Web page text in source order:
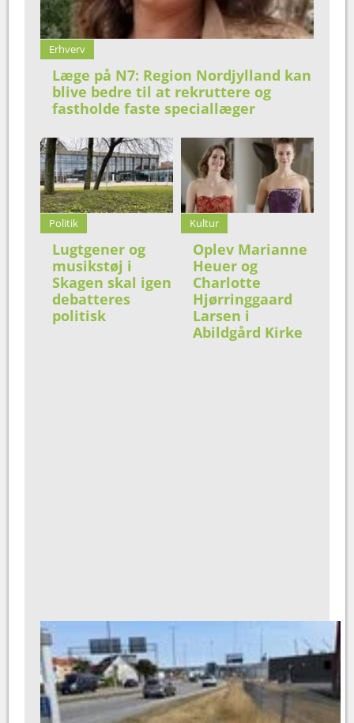
Erhverv
Læge på N7: Region Nordjylland kan
blive bedre til at rekruttere og
fastholde faste speciallæger
Politik
Lugtgener og
musikstøj i
Skagen skal igen
debatteres
politisk
Kultur
Oplev Marianne
Heuer og
Charlotte
Hjørringgaard
Larsen i
Abildgård Kirke